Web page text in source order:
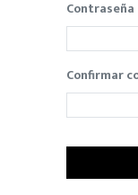
Contraseña
Confirmar